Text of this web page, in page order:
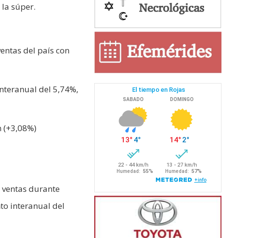
súper.
del país con
del 5,74%,
durante
interanual del